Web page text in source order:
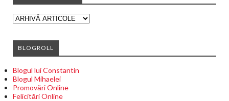
BLOGROLL
Blogul lui Constantin
Blogul Mihaelei
Promovări Online
Felicitări Online